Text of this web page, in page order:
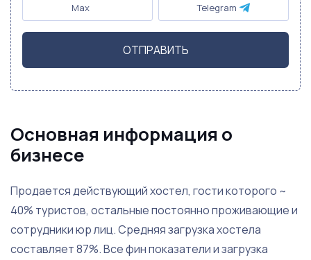
Max Telegram
ОТПРАВИТЬ
Основная информация о
бизнесе
Продается действующий хостел, гости которого ~
40% туристов, остальные постоянно проживающие и
сотрудники юр лиц. Средняя загрузка хостела
составляет 87%. Все фин показатели и загрузка